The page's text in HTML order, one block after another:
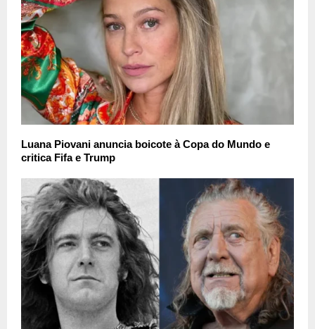
Luana Piovani anuncia boicote à Copa do Mundo e
critica Fifa e Trump